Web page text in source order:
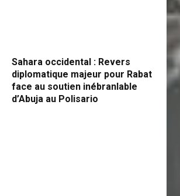
Sahara occidental : Revers
diplomatique majeur pour Rabat
face au soutien inébranlable
d’Abuja au Polisario